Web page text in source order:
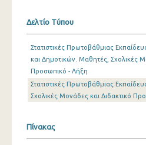
Δελτίο Τύπου
Στατιστικές Πρωτοβάθμιας
και Δημοτικών. Μαθητές, Σχολικές
Προσωπικό - Λήξη
Στατιστικές Πρωτοβάθμιας
Σχολικές Μονάδες και Διδακτικό
Πίνακας